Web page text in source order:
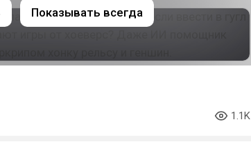
Показывать всегда
1.1K